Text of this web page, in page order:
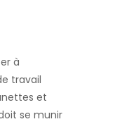
à
travail
et
se munir